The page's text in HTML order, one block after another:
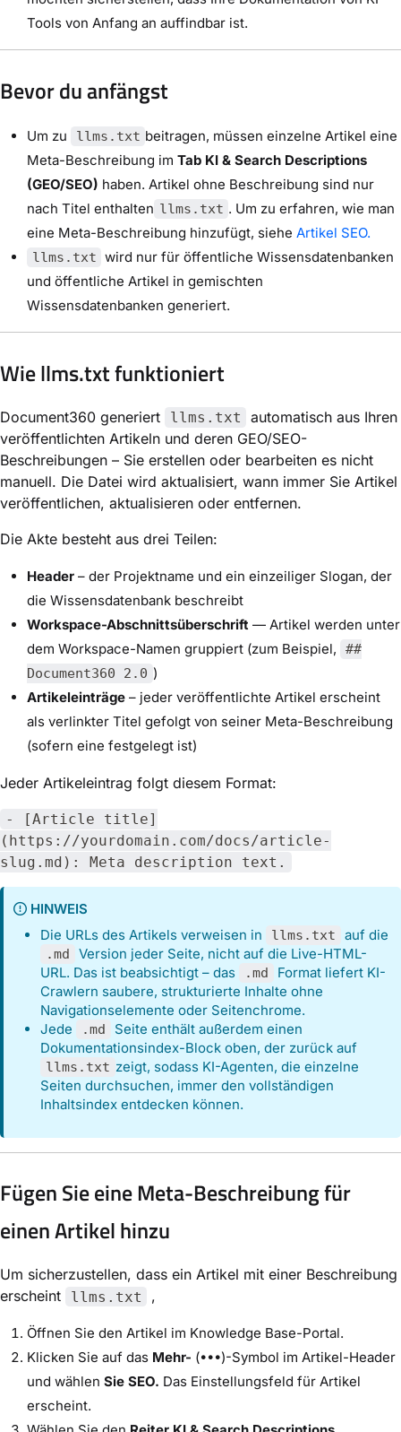
Tools von Anfang an auffindbar ist.
Bevor du anfängst
Um zu llms.txt beitragen, müssen einzelne Artikel eine
Meta-Beschreibung im Tab KI & Search Descriptions
(GEO/SEO) haben. Artikel ohne Beschreibung sind nur
nach Titel enthalten llms.txt . Um zu erfahren, wie man
eine Meta-Beschreibung hinzufügt, siehe Artikel SEO.
llms.txt wird nur für öffentliche Wissensdatenbanken
und öffentliche Artikel in gemischten
Wissensdatenbanken generiert.
Wie llms.txt funktioniert
Document360 generiert llms.txt
automatisch aus Ihren
veröffentlichten Artikeln und deren GEO/SEO-
Beschreibungen – Sie erstellen oder bearbeiten es nicht
manuell. Die Datei wird aktualisiert, wann immer Sie Artikel
veröffentlichen, aktualisieren oder entfernen.
Die Akte besteht aus drei Teilen:
Header – der Projektname und ein einzeiliger Slogan, der
die Wissensdatenbank beschreibt
Workspace-Abschnittsüberschrift — Artikel werden unter
dem Workspace-Namen gruppiert (zum Beispiel,
##
Document360 2.0 )
Artikeleinträge – jeder veröffentlichte Artikel erscheint
als verlinkter Titel gefolgt von seiner Meta-Beschreibung
(sofern eine festgelegt ist)
Jeder Artikeleintrag folgt diesem Format:
- [Article title]
(https://yourdomain.com/docs/article-
slug.md): Meta description text.
HINWEIS
Die URLs des Artikels verweisen in
llms.txt auf die
.md
Version jeder Seite, nicht auf die Live-HTML-
URL. Das ist beabsichtigt – das
.md
Format liefert KI-
Crawlern saubere, strukturierte Inhalte ohne
Navigationselemente oder Seitenchrome.
Jede
.md
Seite enthält außerdem einen
Dokumentationsindex-Block oben, der zurück auf
llms.txt zeigt, sodass KI-Agenten, die einzelne
Seiten durchsuchen, immer den vollständigen
Inhaltsindex entdecken können.
Fügen Sie eine Meta-Beschreibung für
einen Artikel hinzu
Um sicherzustellen, dass ein Artikel mit einer Beschreibung
erscheint
llms.txt ,
Öffnen Sie den Artikel im Knowledge Base-Portal.
Klicken Sie auf das Mehr- (•••)-Symbol im Artikel-Header
und wählen Sie SEO. Das Einstellungsfeld für Artikel
erscheint.